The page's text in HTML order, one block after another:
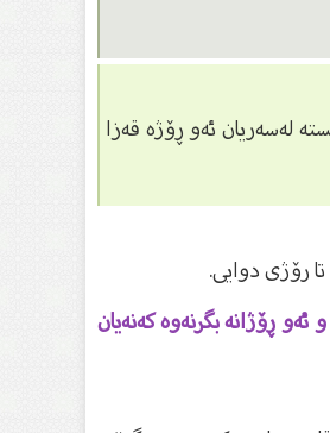
لەسەریان ئەو ڕۆژە قەزا
رۆژى دوایى.
ڕۆژانە بگرنەوە کەنەیان